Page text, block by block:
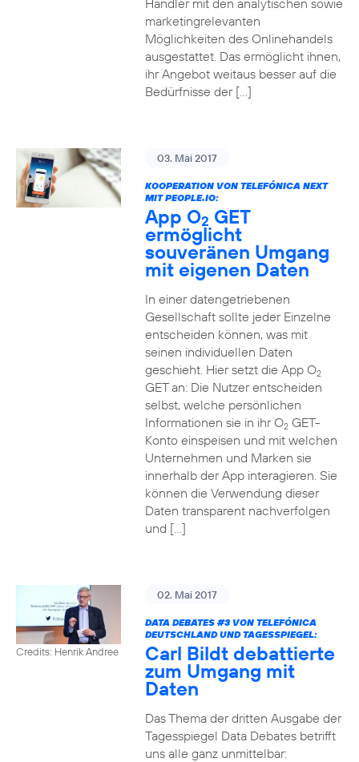
Händler mit den analytischen sowie
marketingrelevanten
Möglichkeiten des Onlinehandels
ausgestattet. Das ermöglicht ihnen,
ihr Angebot weitaus besser auf die
Bedürfnisse der […]
03. Mai 2017
KOOPERATION VON TELEFÓNICA NEXT
MIT PEOPLE.IO:
App O2 GET
ermöglicht
souveränen Umgang
mit eigenen Daten
In einer datengetriebenen
Gesellschaft sollte jeder Einzelne
entscheiden können, was mit
seinen individuellen Daten
geschieht. Hier setzt die App O2
GET an: Die Nutzer entscheiden
selbst, welche persönlichen
Informationen sie in ihr O2GET-
Konto einspeisen und mit welchen
Unternehmen und Marken sie
innerhalb der App interagieren. Sie
können die Verwendung dieser
Daten transparent nachverfolgen
und […]
Credits: Henrik Andree
02. Mai 2017
DATA DEBATES #3VON TELEFÓNICA
DEUTSCHLAND UND TAGESSPIEGEL:
Carl Bildt debattierte
zum Umgang mit
Daten
Das Thema der dritten Ausgabe der
Tagesspiegel Data Debates betrifft
uns alle ganz unmittelbar: